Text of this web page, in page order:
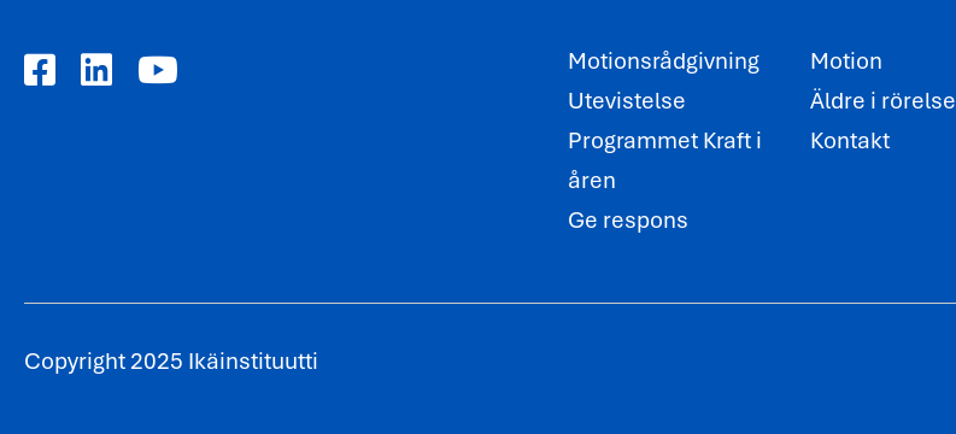
Motionsrådgivning
Motion
Utevistelse
Äldre i rörelse
Programmet Kraft i
åren
Kontakt
Ge respons
Copyright 2025 Ikäinstituutti